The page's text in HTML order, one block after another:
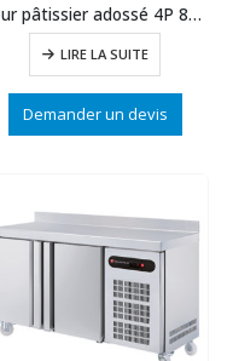
Tour pâtissier adossé 4P 851 L prof.800 statique
LIRE LA SUITE
Demander un devis